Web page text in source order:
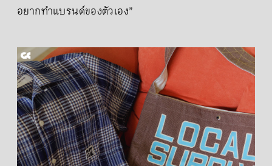
อยากทำแบรนด์ของตัวเอง”